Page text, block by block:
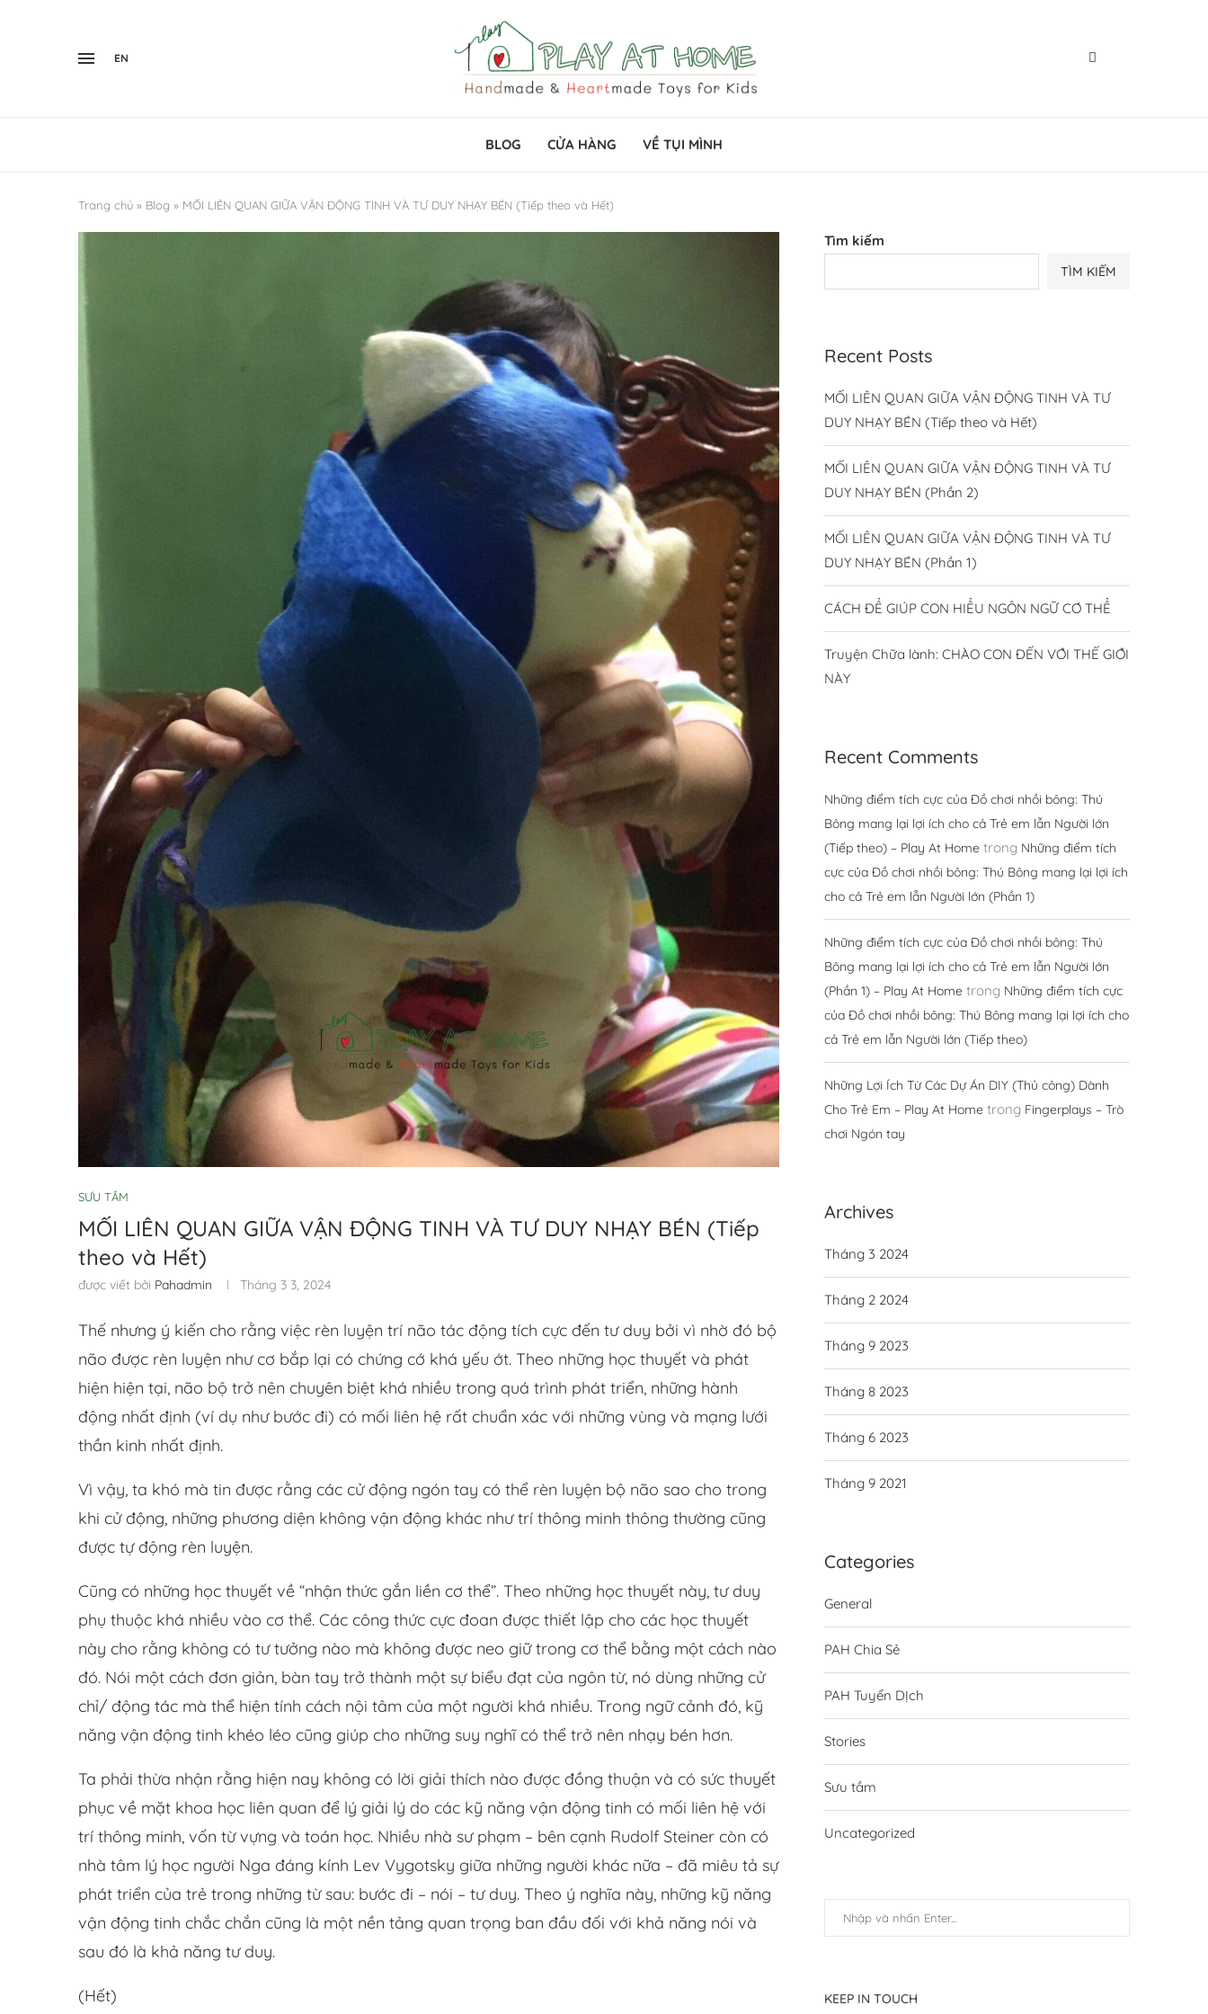
EN
BLOG CỬA HÀNG VỀ TỤI MÌNH
Trang chủ » Blog » MỐI LIÊN QUAN GIỮA VẬN ĐỘNG TINH VÀ TƯ DUY NHẠY BÉN (Tiếp theo và Hết)
SƯU TẦM
MỐI LIÊN QUAN GIỮA VẬN ĐỘNG TINH VÀ TƯ DUY NHẠY BÉN (Tiếp
theo và Hết)
được viết bởi Pahadmin Tháng 3 3, 2024
Thế nhưng ý kiến cho rằng việc rèn luyện trí não tác động tích cực đến tư duy bởi vì nhờ đó bộ
não được rèn luyện như cơ bắp lại có chứng cớ khá yếu ớt. Theo những học thuyết và phát
hiện hiện tại, não bộ trở nên chuyên biệt khá nhiều trong quá trình phát triển, những hành
động nhất định (ví dụ như bước đi) có mối liên hệ rất chuẩn xác với những vùng và mạng lưới
thần kinh nhất định.
Vì vậy, ta khó mà tin được rằng các cử động ngón tay có thể rèn luyện bộ não sao cho trong
khi cử động, những phương diện không vận động khác như trí thông minh thông thường cũng
được tự động rèn luyện.
Cũng có những học thuyết về “nhận thức gắn liền cơ thể”. Theo những học thuyết này, tư duy
phụ thuộc khá nhiều vào cơ thể. Các công thức cực đoan được thiết lập cho các học thuyết
này cho rằng không có tư tưởng nào mà không được neo giữ trong cơ thể bằng một cách nào
đó. Nói một cách đơn giản, bàn tay trở thành một sự biểu đạt của ngôn từ, nó dùng những cử
chỉ/ động tác mà thể hiện tính cách nội tâm của một người khá nhiều. Trong ngữ cảnh đó, kỹ
năng vận động tinh khéo léo cũng giúp cho những suy nghĩ có thể trở nên nhạy bén hơn.
Ta phải thừa nhận rằng hiện nay không có lời giải thích nào được đồng thuận và có sức thuyết
phục về mặt khoa học liên quan để lý giải lý do các kỹ năng vận động tinh có mối liên hệ với
trí thông minh, vốn từ vựng và toán học. Nhiều nhà sư phạm – bên cạnh Rudolf Steiner còn có
nhà tâm lý học người Nga đáng kính Lev Vygotsky giữa những người khác nữa – đã miêu tả sự
phát triển của trẻ trong những từ sau: bước đi – nói – tư duy. Theo ý nghĩa này, những kỹ năng
vận động tinh chắc chắn cũng là một nền tảng quan trọng ban đầu đối với khả năng nói và
sau đó là khả năng tư duy.
(Hết)
Tìm kiếm
TÌM KIẾM
Recent Posts
MỐI LIÊN QUAN GIỮA VẬN ĐỘNG TINH VÀ TƯ
DUY NHẠY BÉN (Tiếp theo và Hết)
MỐI LIÊN QUAN GIỮA VẬN ĐỘNG TINH VÀ TƯ
DUY NHẠY BÉN (Phần 2)
MỐI LIÊN QUAN GIỮA VẬN ĐỘNG TINH VÀ TƯ
DUY NHẠY BÉN (Phần 1)
CÁCH ĐỂ GIÚP CON HIỂU NGÔN NGỮ CƠ THỂ
Truyện Chữa lành: CHÀO CON ĐẾN VỚI THẾ GIỚI
NÀY
Recent Comments
Những điểm tích cực của Đồ chơi nhồi bông: Thú
Bông mang lại lợi ích cho cả Trẻ em lẫn Người lớn
(Tiếp theo) – Play At Home trong Những điểm tích
cực của Đồ chơi nhồi bông: Thú Bông mang lại lợi ích
cho cả Trẻ em lẫn Người lớn (Phần 1)
Những điểm tích cực của Đồ chơi nhồi bông: Thú
Bông mang lại lợi ích cho cả Trẻ em lẫn Người lớn
(Phần 1) – Play At Home trong Những điểm tích cực
của Đồ chơi nhồi bông: Thú Bông mang lại lợi ích cho
cả Trẻ em lẫn Người lớn (Tiếp theo)
Những Lợi Ích Từ Các Dự Án DIY (Thủ công) Dành
Cho Trẻ Em – Play At Home trong Fingerplays – Trò
chơi Ngón tay
Archives
Tháng 3 2024
Tháng 2 2024
Tháng 9 2023
Tháng 8 2023
Tháng 6 2023
Tháng 9 2021
Categories
General
PAH Chia Sẻ
PAH Tuyển DỊch
Stories
Sưu tầm
Uncategorized
KEEP IN TOUCH